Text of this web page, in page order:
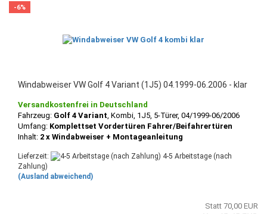
-6%
Windabweiser VW Golf 4 Variant (1J5) 04.1999-06.2006 - klar
Versandkostenfrei in Deutschland
Fahrzeug: Golf 4 Variant , Kombi, 1J5, 5-Türer, 04/1999-06/2006
Umfang: Komplettset Vordertüren Fahrer/Beifahrertüren
Inhalt: 2 x Windabweiser + Montageanleitung
Lieferzeit:
4-5 Arbeitstage (nach
Zahlung)
(Ausland abweichend)
Statt 70,00 EUR